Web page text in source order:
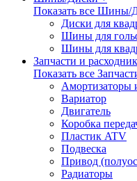
Показать все Шины/
Диски для
Шины для
Шины для
Запчасти и
Показать все
Вариатор
Двигатель
Коробка
Пластик ATV
Подвеска
Привод
Радиаторы